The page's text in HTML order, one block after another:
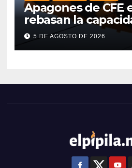
Apagones de CFE
rebasan la
respaldo en red de
semáforos
5 DE AGOSTO DE 2026